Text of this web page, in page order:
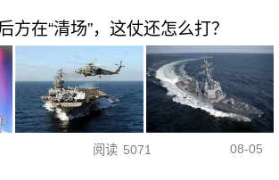
方在“清场”，这仗还怎么打？
阅读 5071 08-05